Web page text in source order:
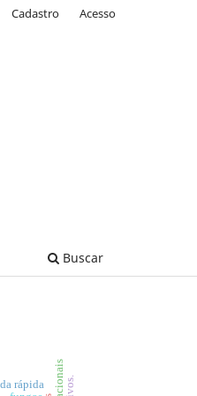
Buscar
Cadastro Acesso
rápida